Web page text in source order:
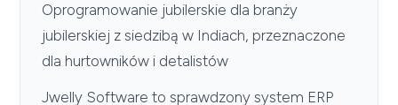
Oprogramowanie jubilerskie dla branży
jubilerskiej z siedzibą w Indiach, przeznaczone
dla hurtowników i detalistów
Jwelly Software to sprawdzony system ERP